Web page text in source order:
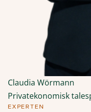
Claudia Wörmann
Privatekonomisk
EXPERTEN